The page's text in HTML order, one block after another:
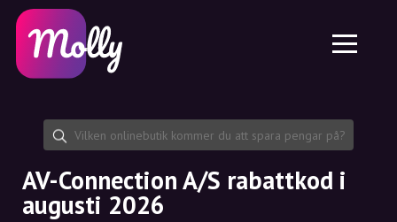
Hudvård
Hårvård
Dela rabattkod
Funktioner
Jobb
Om oss
Samarbete
Plattform
Molly till iPhone och iPad
Molly till Android
SE
EN
SE
NO
AV-Connection A/S rabattkod i
augusti 2026